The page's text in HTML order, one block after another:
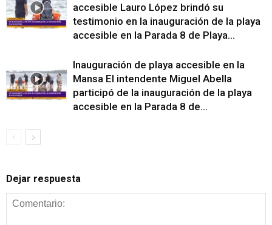
accesible Lauro López brindó su
testimonio en la inauguración de la playa
accesible en la Parada 8 de Playa...
Inauguración de playa accesible en la
Mansa El intendente Miguel Abella
participó de la inauguración de la playa
accesible en la Parada 8 de...
Dejar respuesta